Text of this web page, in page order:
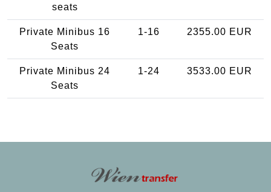
seats
Private Minibus 16
Seats
1-16 2355.00 EUR
Private Minibus 24
Seats
1-24 3533.00 EUR